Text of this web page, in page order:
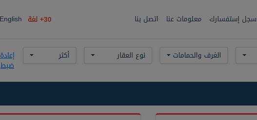
سجل إستفسارك معلومات عنا اتصل بنا 30+ لغة English
الغرف والحمامات نوع العقار أكثر إعادة
ضبط